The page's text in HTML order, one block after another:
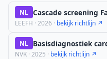
NL Cascade screening
LEEFH · 2026 · bekijk richtlijn ↗
NL Basisdiagnostiek
NVK · 2025 · bekijk richtlijn ↗